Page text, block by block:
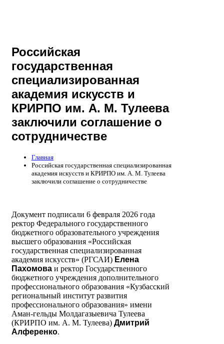
Российская
государственная
специализированная
академия искусств и
КРИРПО им. А. М. Тулеева
заключили соглашение о
сотрудничестве
Главная
Российская государственная специализированная
академия искусств и КРИРПО им. А. М. Тулеева
заключили соглашение о сотрудничестве
Документ подписали 6 февраля 2026 года
ректор Федерального государственного
бюджетного образовательного учреждения
высшего образования «Российская
государственная специализированная
академия искусств» (РГСАИ) Елена
Пахомова и ректор Государственного
бюджетного учреждения дополнительного
профессионального образования «Кузбасский
региональный институт развития
профессионального образования» имени
Аман-гельды Молдагазыевича Тулеева
(КРИРПО им. А. М. Тулеева) Дмитрий
Алференко.